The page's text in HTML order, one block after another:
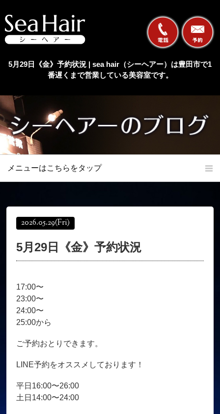
5月29日《金》予約状況 | sea hair（シーヘアー）は豊田市で1
番遅くまで営業している美容室です。
メニューはこちらをタップ
オンラインショップ
育毛コース よくある質問
お客様の声
ご予約＋お問い合わせ
2026.05.29(Fri)
5月29日《金》予約状況
17:00〜
23:00〜
24:00〜
25:00から
ご予約おとりできます。
LINE予約をオススメしております！
平日16:00〜26:00
土日14:00〜24:00